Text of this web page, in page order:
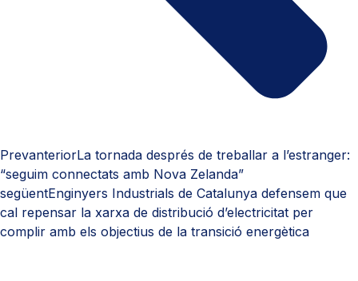
PrevanteriorLa tornada després de treballar a l’estranger:
“seguim connectats amb Nova Zelanda”
següentEnginyers Industrials de Catalunya defensem que
cal repensar la xarxa de distribució d’electricitat per
complir amb els objectius de la transició energètica